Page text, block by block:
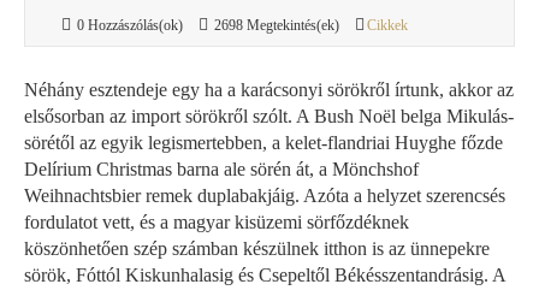
0 Hozzászólás(ok) 2698 Megtekintés(ek) Cikkek
Néhány esztendeje egy ha a karácsonyi sörökről írtunk, akkor az
elsősorban az import sörökről szólt. A Bush Noël belga Mikulás-
sörétől az egyik legismertebben, a kelet-flandriai Huyghe főzde
Delírium Christmas barna ale sörén át, a Mönchshof
Weihnachtsbier remek duplabakjáig. Azóta a helyzet szerencsés
fordulatot vett, és a magyar kisüzemi sörfőzdéknek
köszönhetően szép számban készülnek itthon is az ünnepekre
sörök, Fóttól Kiskunhalasig és Csepeltől Békésszentandrásig. A